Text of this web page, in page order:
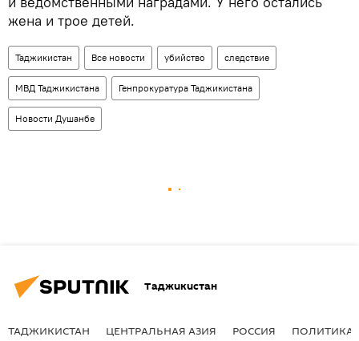
жена и трое детей.
Таджикистан Все новости убийство следствие
МВД Таджикистана Генпрокуратура Таджикистана
Новости Душанбе
Таджикистан
ТАДЖИКИСТАН ЦЕНТРАЛЬНАЯ АЗИЯ РОССИЯ ПОЛИТИКА